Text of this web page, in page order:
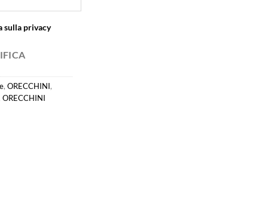
sulla privacy
, ORECCHINI,
ORECCHINI